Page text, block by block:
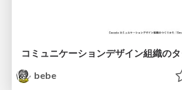
bebe